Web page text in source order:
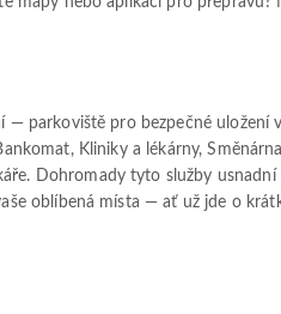
parkoviště pro bezpečné uložení
Kliniky a lékárny,
Dohromady tyto služby usnadní
oblíbená místa — ať už jde o